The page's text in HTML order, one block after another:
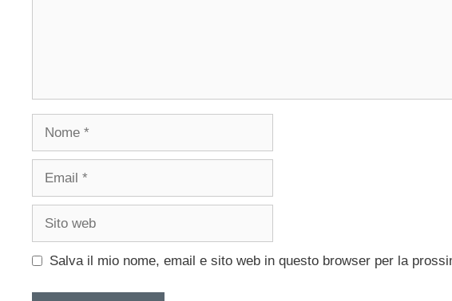
Nome
Email
Sito
Salva il mio nome, email e sito web in questo browser per la